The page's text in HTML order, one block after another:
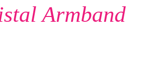
Armband